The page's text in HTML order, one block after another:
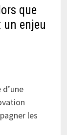
que
un enjeu
les